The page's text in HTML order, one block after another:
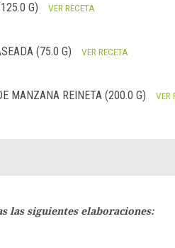
G) VER RECETA
(75.0 G) VER RECETA
MANZANA REINETA (200.0 G) VER
las siguientes elaboraciones: